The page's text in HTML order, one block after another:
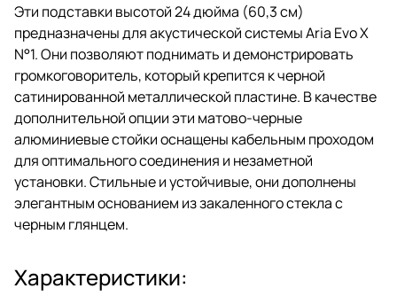
Эти подставки высотой 24 дюйма (60,3 см)
предназначены для акустической системы Aria Evo X
N°1. Они позволяют поднимать и демонстрировать
громкоговоритель, который крепится к черной
сатинированной металлической пластине. В качестве
дополнительной опции эти матово-черные
алюминиевые стойки оснащены кабельным проходом
для оптимального соединения и незаметной
установки. Стильные и устойчивые, они дополнены
элегантным основанием из закаленного стекла с
черным глянцем.
Характеристики: